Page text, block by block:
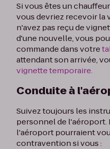
Si vous êtes un
vous devriez recevoir la
n'avez pas reçu de
d'une nouvelle, vous
commande dans votre
attendant son arrivée,
vignette temporaire.
Conduite à
Suivez toujours les
personnel de l'aéroport.
l'aéroport pourraient
contravention si vous :